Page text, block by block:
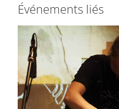
Événements liés